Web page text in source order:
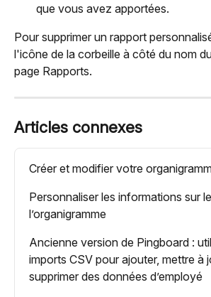
que vous avez apportées.
Pour supprimer un rapport
l'icône de la corbeille à côté du nom
page Rapports.
Articles connexes
Créer et modifier votre
Personnaliser les informations sur
l’organigramme
Ancienne version de Pingboard :
imports CSV pour ajouter, mettre à
supprimer des données d’employé